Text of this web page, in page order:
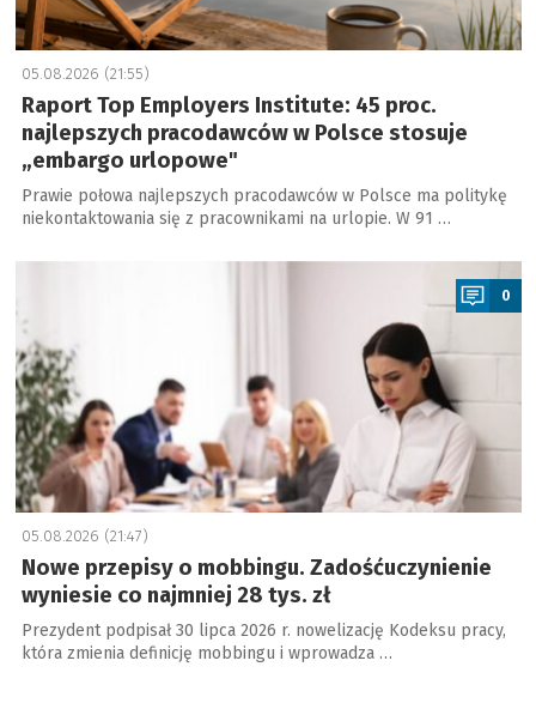
05.08.2026 (21:55)
Raport Top Employers Institute: 45 proc.
najlepszych pracodawców w Polsce stosuje
„embargo urlopowe"
Prawie połowa najlepszych pracodawców w Polsce ma politykę
niekontaktowania się z pracownikami na urlopie. W 91 …
0
05.08.2026 (21:47)
Nowe przepisy o mobbingu. Zadośćuczynienie
wyniesie co najmniej 28 tys. zł
Prezydent podpisał 30 lipca 2026 r. nowelizację Kodeksu pracy,
która zmienia definicję mobbingu i wprowadza …